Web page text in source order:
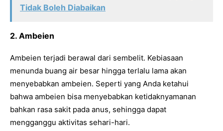
Tidak Boleh Diabaikan
2. Ambeien
Ambeien terjadi berawal dari sembelit. Kebiasaan
menunda buang air besar hingga terlalu lama akan
menyebabkan ambeien. Seperti yang Anda ketahui
bahwa ambeien bisa menyebabkan ketidaknyamanan
bahkan rasa sakit pada anus, sehingga dapat
mengganggu aktivitas sehari-hari.